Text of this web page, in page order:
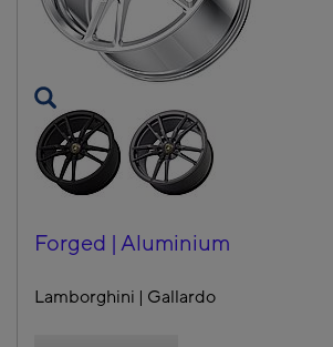
Forged | Aluminium
Lamborghini | Gallardo